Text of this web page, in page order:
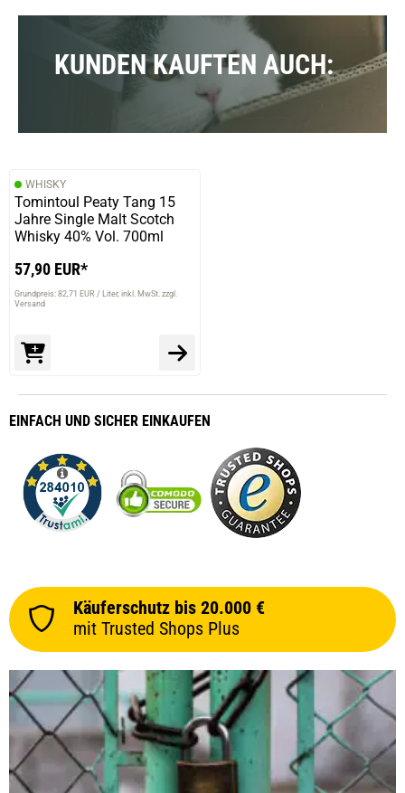
KUNDEN KAUFTEN AUCH:
WHISKY
Tomintoul Peaty Tang 15
Jahre Single Malt Scotch
Whisky 40% Vol. 700ml
57,90 EUR*
Grundpreis: 82,71 EUR / Liter inkl. MwSt. zzgl.
Versand
EINFACH UND SICHER EINKAUFEN
Käuferschutz bis 20.000 €
mit Trusted Shops Plus